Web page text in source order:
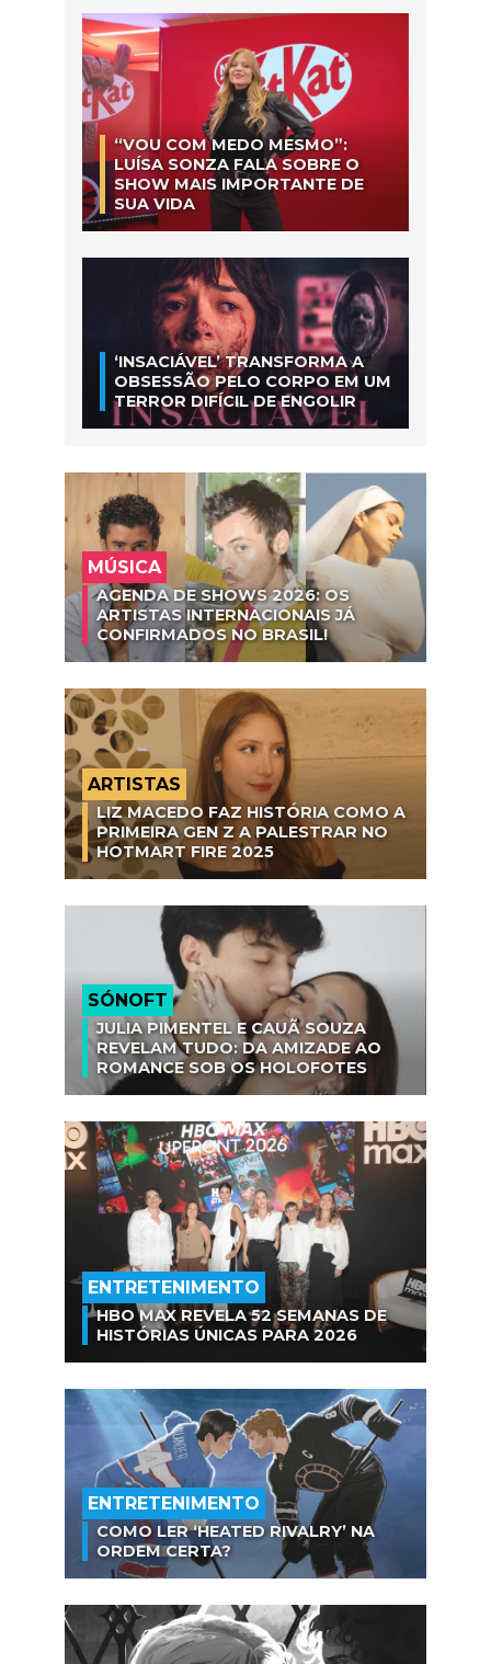
“VOU COM MEDO MESMO”:
LUÍSA SONZA FALA SOBRE O
SHOW MAIS IMPORTANTE DE
SUA VIDA
‘INSACIÁVEL’ TRANSFORMA A
OBSESSÃO PELO CORPO EM UM
TERROR DIFÍCIL DE ENGOLIR
MÚSICA
AGENDA DE SHOWS 2026: OS
ARTISTAS INTERNACIONAIS JÁ
CONFIRMADOS NO BRASIL!
ARTISTAS
LIZ MACEDO FAZ HISTÓRIA COMO A
PRIMEIRA GEN Z A PALESTRAR NO
HOTMART FIRE 2025
SÓNOFT
JULIA PIMENTEL E CAUÃ SOUZA
REVELAM TUDO: DA AMIZADE AO
ROMANCE SOB OS HOLOFOTES
ENTRETENIMENTO
HBO MAX REVELA 52 SEMANAS DE
HISTÓRIAS ÚNICAS PARA 2026
ENTRETENIMENTO
COMO LER ‘HEATED RIVALRY’ NA
ORDEM CERTA?